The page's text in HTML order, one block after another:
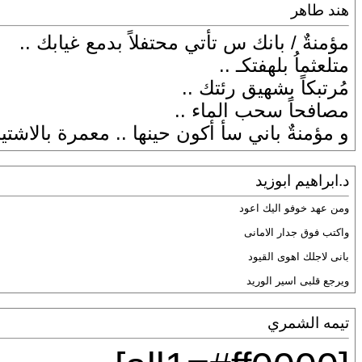
هند طاهر
مؤمنةٌ / بانك س تأتي محتفلاً بدمع غيابك ..
متلعثماُ بلهفتكـ ..
مُرتبكاً بشهيق رئتك ..
مصافحاً سحب الماء ..
و مؤمنةٌ باني سأ أكون حينها .. معمرة
د.ابراهيم ابوزيد
ومن عهد خوفو اليك اعود
واكتب فوق جدار الامانى
بانى لاجلك اهوى القيود
ويرجع قلبى اسير الوريد
تيمه الشمري